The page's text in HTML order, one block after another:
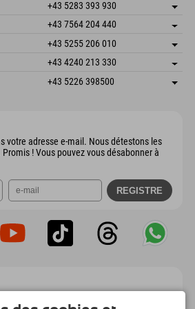
Réservation
Informations d'arrivée
Réservation
+43 5283 393 930
Enregistrer l'adresse
Réservation
+43 7564 204 440
Enregistrer l'adresse
Informations d'arrivée
Réservation
+43 5255 206 010
Enregistrer l'adresse
Réservation
+43 4240 213 330
Enregistrer l'adresse
Informations d'arrivée
+43 5226 398500
votre adresse e-mail. Nous détestons les
! Vous pouvez vous désabonner à